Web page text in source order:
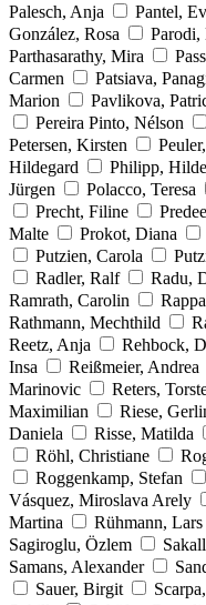
Palesch, Anja
Pantel,
González, Rosa
Parodi,
Parthasarathy, Mira
Carmen
Patsiava,
Marion
Pavlikova,
Pereira Pinto, Nélson
Petersen, Kirsten
Hildegard
Philipp,
Jürgen
Polacco, Teresa
Precht, Filine
Malte
Prokot, Diana
Putzien, Carola
Radler, Ralf
Radu,
Ramrath, Carolin
Rathmann, Mechthild
Reetz, Anja
Rehbock,
Insa
Reißmeier, Andrea
Marinovic
Reters,
Maximilian
Riese,
Daniela
Risse, Matilda
Röhl, Christiane
Roggenkamp, Stefan
Vásquez, Miroslava Arely
Martina
Rühmann, Lars
Sagiroglu, Özlem
Samans, Alexander
Sauer, Birgit